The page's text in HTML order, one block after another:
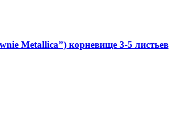
Metallica”) корневище 3-5 листьев